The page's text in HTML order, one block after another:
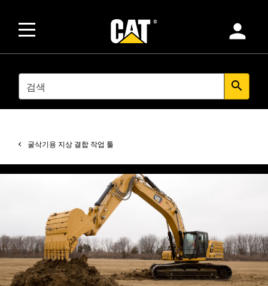
person
SEARCH search
굴삭기용 지상 결합 작업 툴